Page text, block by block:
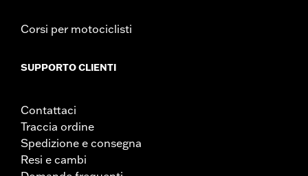
Corsi per motociclisti
SUPPORTO CLIENTI
Contattaci
Traccia ordine
Spedizione e consegna
Resi e cambi